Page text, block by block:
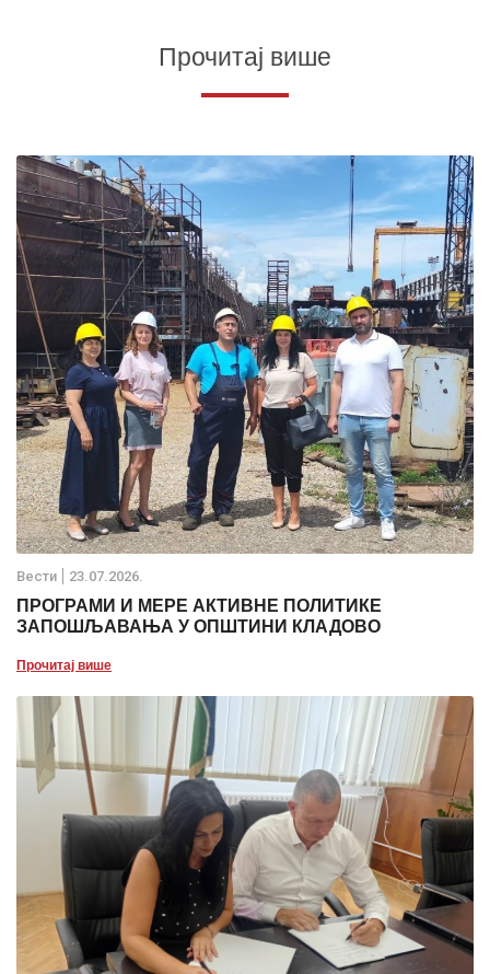
Прочитај више
Вести 23.07.2026.
ПРОГРАМИ И МЕРЕ АКТИВНЕ ПОЛИТИКЕ
ЗАПОШЉАВАЊА У ОПШТИНИ КЛАДОВО
Прочитај више